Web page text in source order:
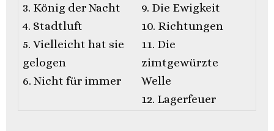
3. König der Nacht
4. Stadtluft
5. Vielleicht hat sie
gelogen
6. Nicht für immer
9. Die Ewigkeit
10. Richtungen
11. Die
zimtgewürzte
Welle
12. Lagerfeuer